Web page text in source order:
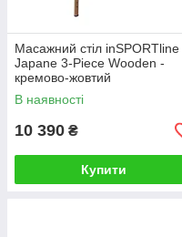
Масажний стіл inSPORTline
Japane 3-Piece Wooden -
кремово-жовтий
В наявності
10 390 ₴
Купити